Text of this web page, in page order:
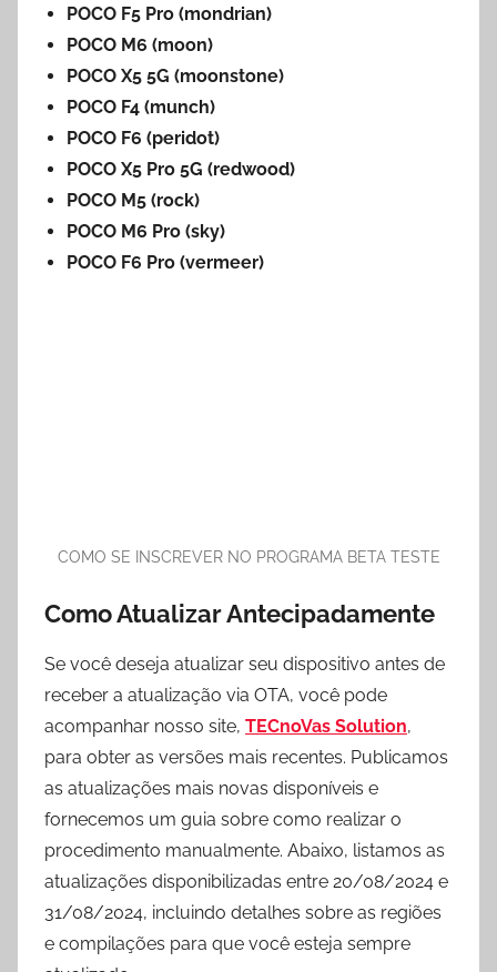
POCO F5 Pro (mondrian)
POCO M6 (moon)
POCO X5 5G (moonstone)
POCO F4 (munch)
POCO F6 (peridot)
POCO X5 Pro 5G (redwood)
POCO M5 (rock)
POCO M6 Pro (sky)
POCO F6 Pro (vermeer)
COMO SE INSCREVER NO PROGRAMA BETA TESTE
Como Atualizar Antecipadamente
Se você deseja atualizar seu dispositivo antes de
receber a atualização via OTA, você pode
acompanhar nosso site, TECnoVas Solution,
para obter as versões mais recentes. Publicamos
as atualizações mais novas disponíveis e
fornecemos um guia sobre como realizar o
procedimento manualmente. Abaixo, listamos as
atualizações disponibilizadas entre 20/08/2024 e
31/08/2024, incluindo detalhes sobre as regiões
e compilações para que você esteja sempre